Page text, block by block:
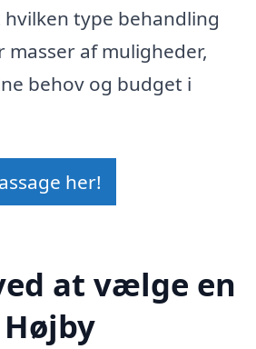
type behandling
masser af muligheder,
behov og budget i
her!
at vælge en